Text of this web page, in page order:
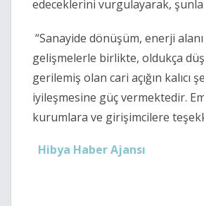
edeceklerini vurgulayarak,
“Sanayide dönüşüm, enerji
gelişmelerle birlikte, oldukça
gerilemiş olan cari açığın kalıcı
iyileşmesine güç vermektedir.
kurumlara ve girişimcilere
Hibya Haber Ajansı